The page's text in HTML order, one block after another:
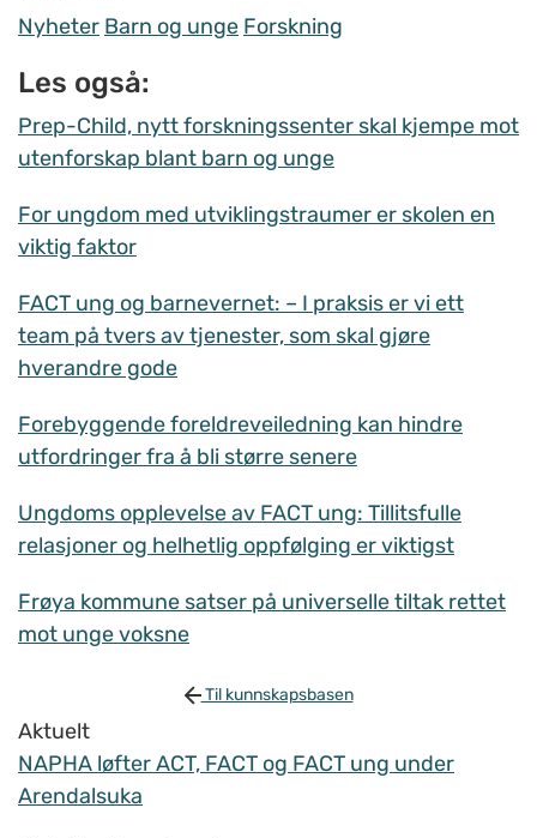
Nyheter Barn og unge Forskning
Les også:
Prep-Child, nytt forskningssenter skal kjempe mot
utenforskap blant barn og unge
For ungdom med utviklingstraumer er skolen en
viktig faktor
FACT ung og barnevernet: – I praksis er vi ett
team på tvers av tjenester, som skal gjøre
hverandre gode
Forebyggende foreldreveiledning kan hindre
utfordringer fra å bli større senere
Ungdoms opplevelse av FACT ung: Tillitsfulle
relasjoner og helhetlig oppfølging er viktigst
Frøya kommune satser på universelle tiltak rettet
mot unge voksne
Til kunnskapsbasen
Aktuelt
NAPHA løfter ACT, FACT og FACT ung under
Arendalsuka